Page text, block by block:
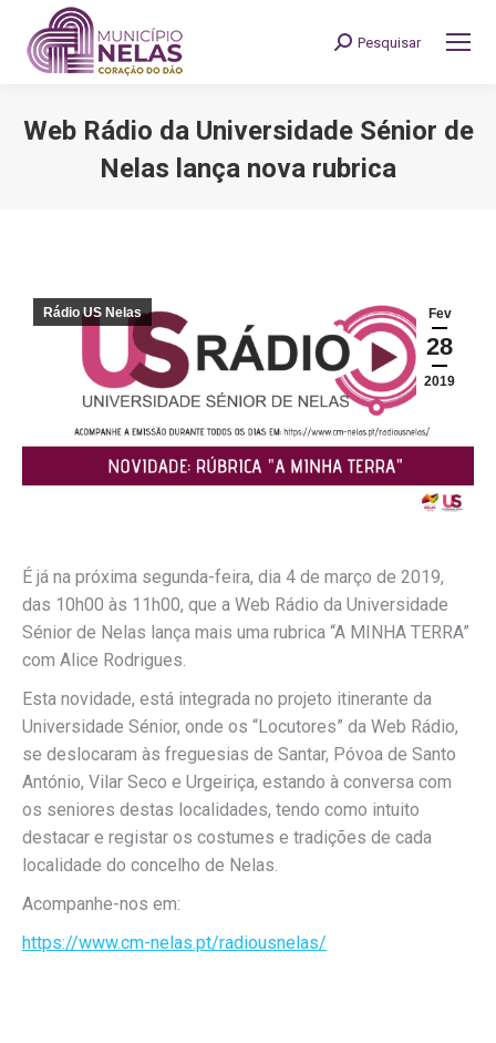
Search:
Pesquisar
Web Rádio da Universidade Sénior de
Nelas lança nova rubrica
Fev
28
2019
Rádio US Nelas
É já na próxima segunda-feira, dia 4 de março de 2019,
das 10h00 às 11h00, que a Web Rádio da Universidade
Sénior de Nelas lança mais uma rubrica “A MINHA TERRA”
com Alice Rodrigues.
Esta novidade, está integrada no projeto itinerante da
Universidade Sénior, onde os “Locutores” da Web Rádio,
se deslocaram às freguesias de Santar, Póvoa de Santo
António, Vilar Seco e Urgeiriça, estando à conversa com
os seniores destas localidades, tendo como intuito
destacar e registar os costumes e tradições de cada
localidade do concelho de Nelas.
Acompanhe-nos em:
https://www.cm-nelas.pt/radiousnelas/